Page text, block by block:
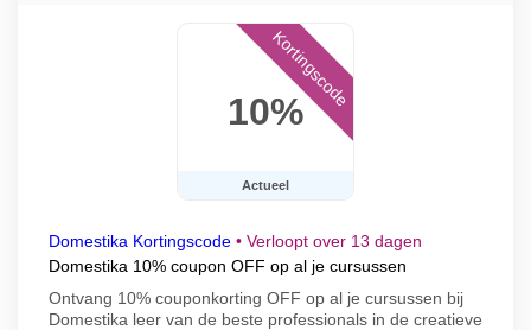
10%
Actueel
Kortingscode
Domestika Kortingscode • Verloopt over 13 dagen
Domestika 10% coupon OFF op al je cursussen
Ontvang 10% couponkorting OFF op al je cursussen bij
Domestika leer van de beste professionals in de creatieve